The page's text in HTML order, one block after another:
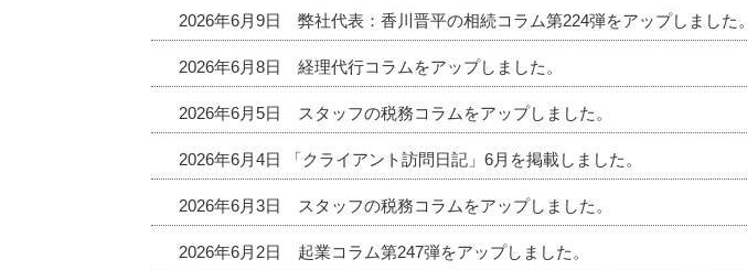
2026年6月9日 弊社代表：香川晋平の相続コラム第224弾をアップしました。
2026年6月8日 経理代行コラムをアップしました。
2026年6月5日 スタッフの税務コラムをアップしました。
2026年6月4日 「クライアント訪問日記」6月を掲載しました。
2026年6月3日 スタッフの税務コラムをアップしました。
2026年6月2日 起業コラム第247弾をアップしました。